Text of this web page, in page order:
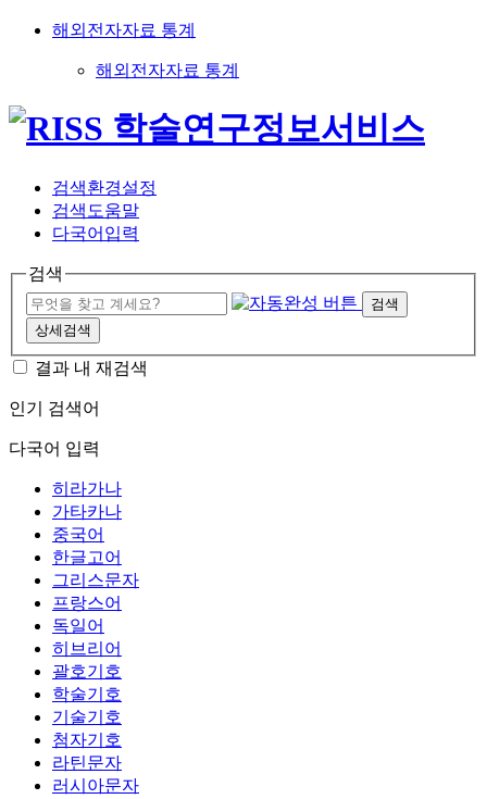
해외전자자료 통계
해외전자자료 통계
검색환경설정
검색도움말
다국어입력
검색
검색
상세검색
결과 내 재검색
인기 검색어
다국어 입력
히라가나
가타카나
중국어
한글고어
그리스문자
프랑스어
독일어
히브리어
괄호기호
학술기호
기술기호
첨자기호
라틴문자
러시아문자